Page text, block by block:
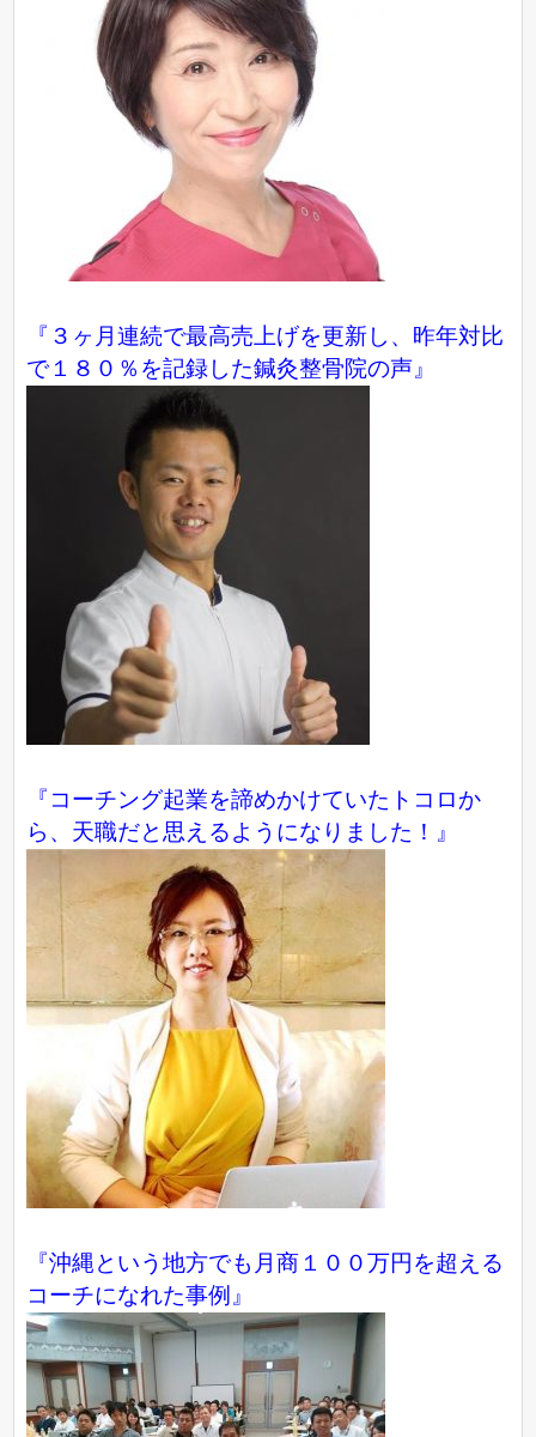
『３ヶ月連続で最高売上げを更新し、昨年対比
で１８０％を記録した鍼灸整骨院の声』
『コーチング起業を諦めかけていたトコロか
ら、天職だと思えるようになりました！』
『沖縄という地方でも月商１００万円を超える
コーチになれた事例』